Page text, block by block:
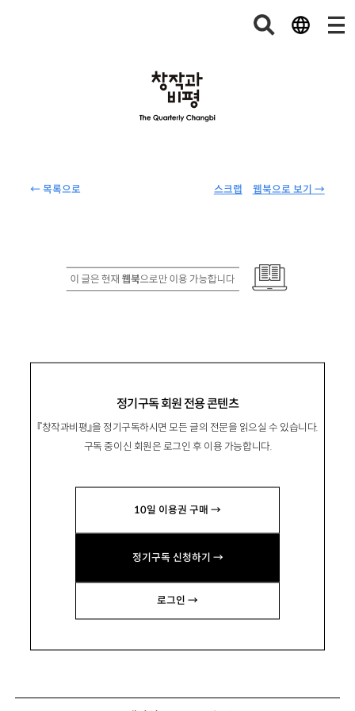
← 목록으로 웹북으로 보기 →
스크랩
정기구독 회원 전용 콘텐츠
『창작과비평』을 정기구독하시면 모든 글의 전문을 읽으실 수 있습니다.
구독 중이신 회원은 로그인 후 이용 가능합니다.
10일 이용권 구매 →
정기구독 신청하기 →
로그인 →